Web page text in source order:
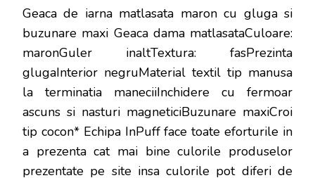
Geaca de iarna matlasata maron cu gluga si
buzunare maxi Geaca dama matlasataCuloare:
maronGuler inaltTextura: fasPrezinta
glugaInterior negruMaterial textil tip manusa
la terminatia maneciiInchidere cu fermoar
ascuns si nasturi magneticiBuzunare maxiCroi
tip cocon* Echipa InPuff face toate eforturile in
a prezenta cat mai bine culorile produselor
prezentate pe site insa culorile pot diferi de